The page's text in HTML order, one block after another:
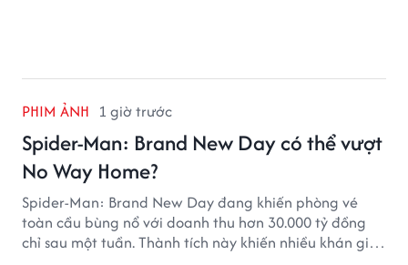
PHIM ẢNH 1 giờ trước
Spider-Man: Brand New Day có thể vượt
No Way Home?
Spider-Man: Brand New Day đang khiến phòng vé
toàn cầu bùng nổ với doanh thu hơn 30.000 tỷ đồng
chỉ sau một tuần. Thành tích này khiến nhiều khán giả